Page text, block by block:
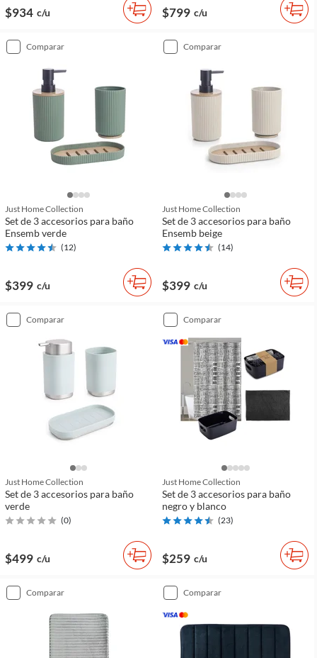
$934 c/u $799 c/u
comparar
Just Home Collection
Set de 3 accesorios para baño
Ensemb verde
(12)
$399 c/u
comparar
Just Home Collection
Set de 3 accesorios para baño
Ensemb beige
(14)
$399 c/u
comparar
Just Home Collection
Set de 3 accesorios para baño
verde
(0)
$499 c/u
comparar
Just Home Collection
Set de 3 accesorios para baño
negro y blanco
(23)
$259 c/u
comparar comparar